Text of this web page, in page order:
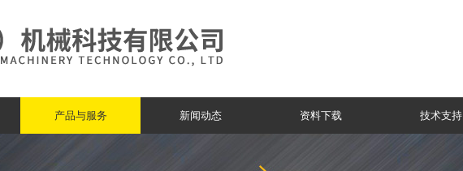
产品与服务 新闻动态 资料下载 技术支持